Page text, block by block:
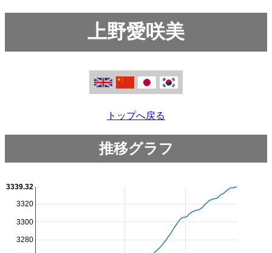
上野愛咲美
トップへ戻る
推移グラフ
3280
3300
3320
3339.32